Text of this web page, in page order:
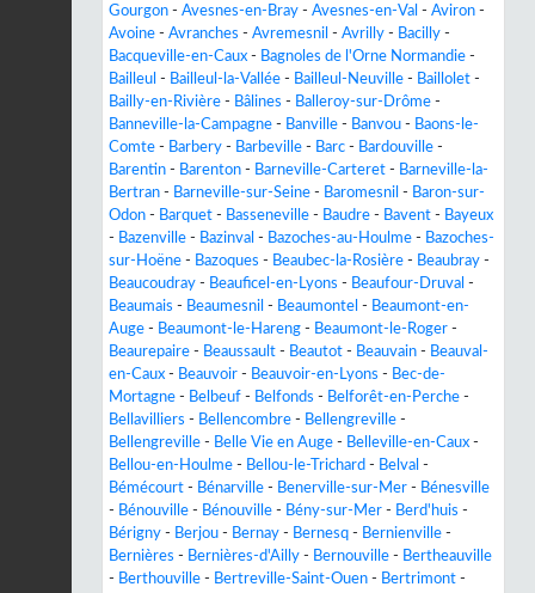
Gourgon - Avesnes-en-Bray - Avesnes-en-Val - Aviron -
Avoine - Avranches - Avremesnil - Avrilly - Bacilly -
Bacqueville-en-Caux - Bagnoles de l'Orne Normandie -
Bailleul - Bailleul-la-Vallée - Bailleul-Neuville - Baillolet -
Bailly-en-Rivière - Bâlines - Balleroy-sur-Drôme -
Banneville-la-Campagne - Banville - Banvou - Baons-le-
Comte - Barbery - Barbeville - Barc - Bardouville -
Barentin - Barenton - Barneville-Carteret - Barneville-la-
Bertran - Barneville-sur-Seine - Baromesnil - Baron-sur-
Odon - Barquet - Basseneville - Baudre - Bavent - Bayeux
- Bazenville - Bazinval - Bazoches-au-Houlme - Bazoches-
sur-Hoëne - Bazoques - Beaubec-la-Rosière - Beaubray -
Beaucoudray - Beauficel-en-Lyons - Beaufour-Druval -
Beaumais - Beaumesnil - Beaumontel - Beaumont-en-
Auge - Beaumont-le-Hareng - Beaumont-le-Roger -
Beaurepaire - Beaussault - Beautot - Beauvain - Beauval-
en-Caux - Beauvoir - Beauvoir-en-Lyons - Bec-de-
Mortagne - Belbeuf - Belfonds - Belforêt-en-Perche -
Bellavilliers - Bellencombre - Bellengreville -
Bellengreville - Belle Vie en Auge - Belleville-en-Caux -
Bellou-en-Houlme - Bellou-le-Trichard - Belval -
Bémécourt - Bénarville - Benerville-sur-Mer - Bénesville
- Bénouville - Bénouville - Bény-sur-Mer - Berd'huis -
Bérigny - Berjou - Bernay - Bernesq - Bernienville -
Bernières - Bernières-d'Ailly - Bernouville - Bertheauville
- Berthouville - Bertreville-Saint-Ouen - Bertrimont -